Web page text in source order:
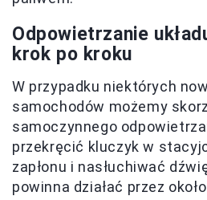
Odpowietrzanie
krok po kroku
W przypadku niektórych
samochodów możemy
samoczynnego
przekręcić kluczyk w
zapłonu i nasłuchiwać
powinna działać przez